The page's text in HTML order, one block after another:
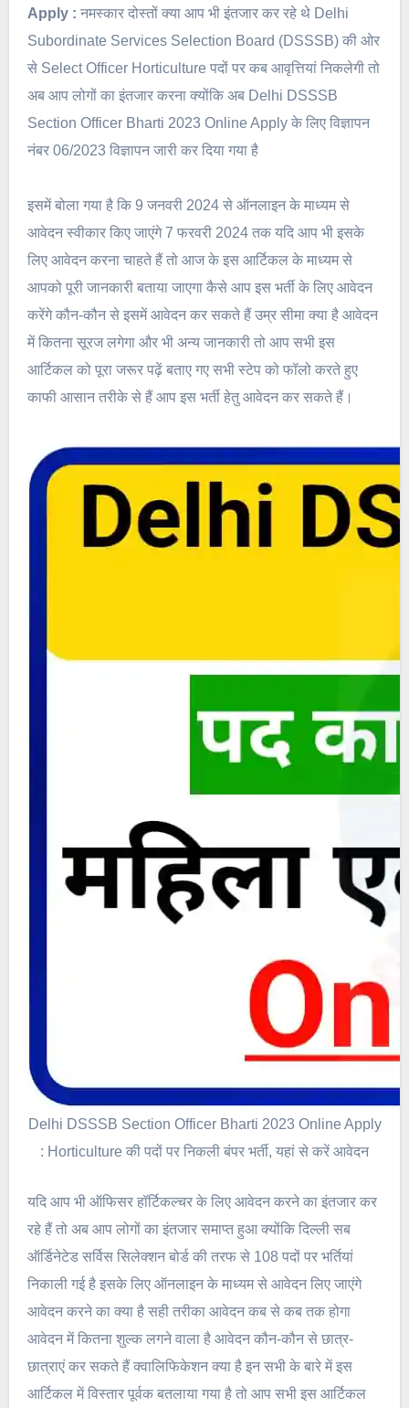
Apply : नमस्कार दोस्तों क्या आप भी इंतजार कर रहे थे Delhi
Subordinate Services Selection Board (DSSSB) की ओर
से Select Officer Horticulture पदों पर कब आवृत्तियां निकलेगी तो
अब आप लोगों का इंतजार करना क्योंकि अब Delhi DSSSB
Section Officer Bharti 2023 Online Apply के लिए विज्ञापन
नंबर 06/2023 विज्ञापन जारी कर दिया गया है
इसमें बोला गया है कि 9 जनवरी 2024 से ऑनलाइन के माध्यम से
आवेदन स्वीकार किए जाएंगे 7 फरवरी 2024 तक यदि आप भी इसके
लिए आवेदन करना चाहते हैं तो आज के इस आर्टिकल के माध्यम से
आपको पूरी जानकारी बताया जाएगा कैसे आप इस भर्ती के लिए आवेदन
करेंगे कौन-कौन से इसमें आवेदन कर सकते हैं उम्र सीमा क्या है आवेदन
में कितना सूरज लगेगा और भी अन्य जानकारी तो आप सभी इस
आर्टिकल को पूरा जरूर पढ़ें बताए गए सभी स्टेप को फॉलो करते हुए
काफी आसान तरीके से हैं आप इस भर्ती हेतु आवेदन कर सकते हैं।
Delhi DSSSB Section Officer Bharti 2023 Online Apply
: Horticulture की पदों पर निकली बंपर भर्ती, यहां से करें आवेदन
यदि आप भी ऑफिसर हॉर्टिकल्चर के लिए आवेदन करने का इंतजार कर
रहे हैं तो अब आप लोगों का इंतजार समाप्त हुआ क्योंकि दिल्ली सब
ऑर्डिनेटेड सर्विस सिलेक्शन बोर्ड की तरफ से 108 पदों पर भर्तियां
निकाली गई है इसके लिए ऑनलाइन के माध्यम से आवेदन लिए जाएंगे
आवेदन करने का क्या है सही तरीका आवेदन कब से कब तक होगा
आवेदन में कितना शुल्क लगने वाला है आवेदन कौन-कौन से छात्र-
छात्राएं कर सकते हैं क्वालिफिकेशन क्या है इन सभी के बारे में इस
आर्टिकल में विस्तार पूर्वक बतलाया गया है तो आप सभी इस आर्टिकल